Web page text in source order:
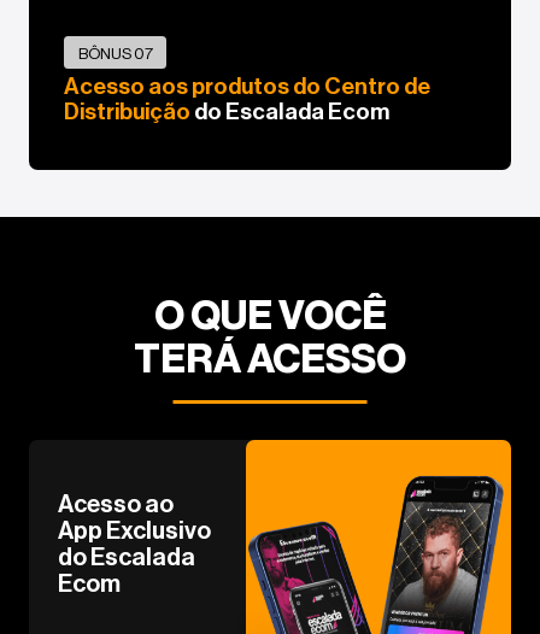
BÔNUS 07
Acesso aos produtos do Centro de
Distribuição do Escalada Ecom
O QUE VOCÊ
TERÁ ACESSO
Acesso ao
App Exclusivo
do Escalada
Ecom